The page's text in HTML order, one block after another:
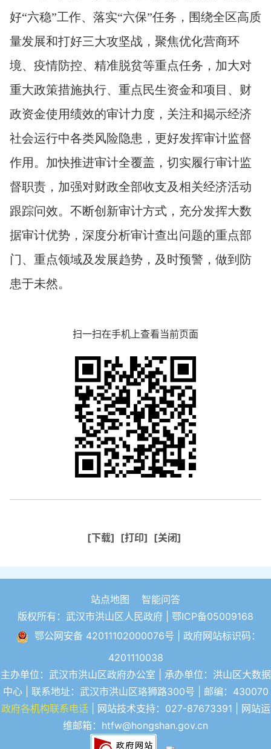
好“六稳”工作、落实“六保”任务，围绕全区高质
量发展和打好三大攻坚战，聚焦优化营商环
境、疫情防控、精准脱贫等重点任务，加大对
重大政策措施执行、重点民生资金和项目、财
政资金使用绩效的审计力度，关注和揭示经济
社会运行中各类风险隐患，更好发挥审计监督
作用。加快推进审计全覆盖，切实履行审计监
督职责，加强对财政全部收支及相关经济活动
跟踪问效。不断创新审计方式，充分发挥大数
据审计优势，深度分析审计查出问题的重点部
门、重点领域及发展趋势，及时预警，做到防
患于未然。
扫一扫在手机上查看当前页面
[下载] [打印] [关闭]
站点地图
智能问答
版权所有：武汉市洪山区人民政府 | 鄂ICP备05009168
鄂公网安备 42011102000076号 | 政府网站标识码：
4201110038
主办单位：武汉市洪山区政府办公室 | 承办单位：洪山区大数据
中心 | 联系地址：武汉市洪山区珞狮路300号 | 邮编：430070
政府各机构联系电话| 网站技术支持：027-87673391 | 网站运
维邮箱：htfw@hongshan.gov.cn